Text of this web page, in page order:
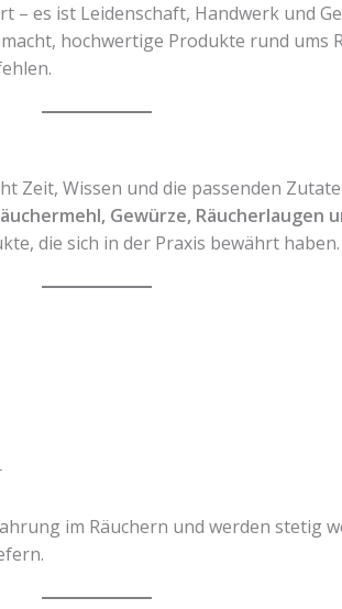
es ist Leidenschaft, Handwerk und
hochwertige Produkte rund ums
Zeit, Wissen und die passenden
Gewürze, Räucherlaugen
die sich in der Praxis bewährt haben.
im Räuchern und werden stetig